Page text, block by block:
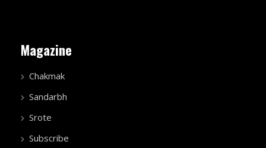
Magazine
Chakmak
Sandarbh
Srote
Subscribe